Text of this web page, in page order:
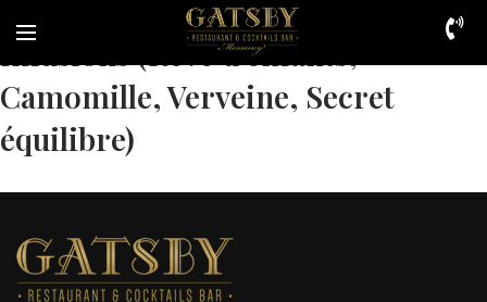
Infusions (Rêve d’enfants,
Camomille, Verveine, Secret
équilibre)